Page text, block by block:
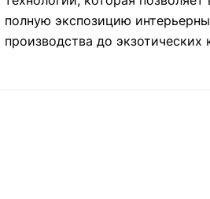
полную экспозицию
производства до экзотических